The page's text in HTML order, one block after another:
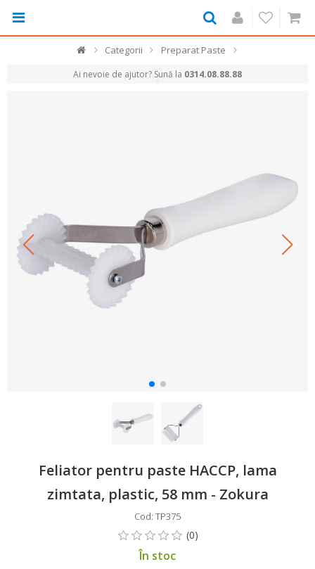
Categorii Preparat Paste
Ai nevoie de ajutor? Sună la 0314.08.88.88
Feliator pentru paste HACCP, lama
zimtata, plastic, 58 mm - Zokura
Cod: TP375
În stoc